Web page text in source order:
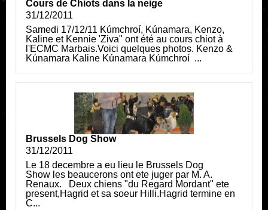
Cours de Chiots dans la neige
31/12/2011
Samedi 17/12/11 Kúmchroí, Kúnamara, Kenzo,
Kaline et Kennie 'Ziva" ont été au cours chiot à
l'ECMC Marbais.Voici quelques photos. Kenzo &
Kúnamara Kaline Kúnamara Kúmchroí ...
Brussels Dog Show
31/12/2011
Le 18 decembre a eu lieu le Brussels Dog
Show les beaucerons ont ete juger par M. A.
Renaux. Deux chiens "du Regard Mordant" ete
present,Hagrid et sa soeur Hilli.Hagrid termine en
C...